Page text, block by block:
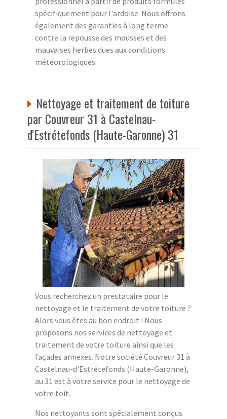
spécifiquement pour l'ardoise. Nous offrons
également des garanties à long terme
contre la repousse des mousses et des
mauvaises herbes dues aux conditions
météorologiques.
Nettoyage et traitement de toiture
par Couvreur 31 à Castelnau-
d'Estrétefonds (Haute-Garonne) 31
Vous recherchez un prestataire pour le
nettoyage et le traitement de votre toiture ?
Alors vous êtes au bon endroit ! Nous
proposons nos services de nettoyage et
traitement de votre toiture ainsi que les
façades annexes. Notre société Couvreur 31 à
Castelnau-d'Estrétefonds (Haute-Garonne),
au 31 est à votre service pour le nettoyage de
votre toit.
Nos nettoyants sont spécialement conçus